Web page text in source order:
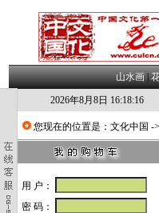
山水画|
2026年8月8日 16:18:17
您现在的位置是： 文化中国 ->
用 户：
密 码：